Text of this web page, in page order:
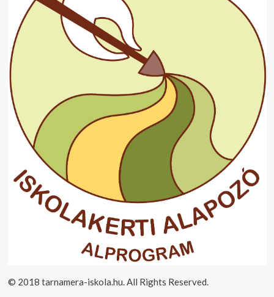
© 2018 tarnamera-iskola.hu. All Rights Reserved.